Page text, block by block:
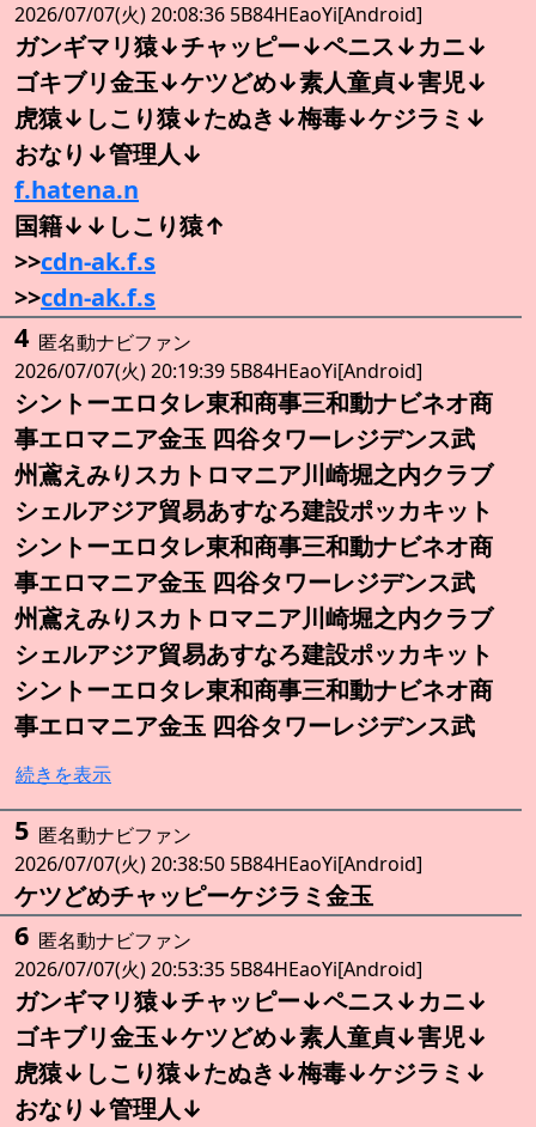
2026/07/07(火) 20:08:36 5B84HEaoYi[Android]
ガンギマリ猿↓チャッピー↓ペニス↓カニ↓
ゴキブリ金玉↓ケツどめ↓素人童貞↓害児↓
虎猿↓しこり猿↓たぬき↓梅毒↓ケジラミ↓
おなり↓管理人↓
f.hatena.n
国籍↓↓しこり猿↑
>>cdn-ak.f.s
>>cdn-ak.f.s
4 匿名動ナビファン
2026/07/07(火) 20:19:39 5B84HEaoYi[Android]
シントーエロタレ東和商事三和動ナビネオ商
事エロマニア金玉 四谷タワーレジデンス武
州鳶えみりスカトロマニア川崎堀之内クラブ
シェルアジア貿易あすなろ建設ポッカキット
シントーエロタレ東和商事三和動ナビネオ商
事エロマニア金玉 四谷タワーレジデンス武
州鳶えみりスカトロマニア川崎堀之内クラブ
シェルアジア貿易あすなろ建設ポッカキット
シントーエロタレ東和商事三和動ナビネオ商
事エロマニア金玉 四谷タワーレジデンス武
続きを表示
5 匿名動ナビファン
2026/07/07(火) 20:38:50 5B84HEaoYi[Android]
ケツどめチャッピーケジラミ金玉
6 匿名動ナビファン
2026/07/07(火) 20:53:35 5B84HEaoYi[Android]
ガンギマリ猿↓チャッピー↓ペニス↓カニ↓
ゴキブリ金玉↓ケツどめ↓素人童貞↓害児↓
虎猿↓しこり猿↓たぬき↓梅毒↓ケジラミ↓
おなり↓管理人↓